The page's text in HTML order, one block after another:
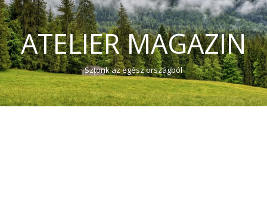
ATELIER MAGAZIN
Sztorik az egész országból